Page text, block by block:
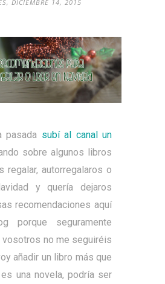
DICIEMBRE 14, 2015
pasada subí al canal un
sobre algunos libros
regalar, autorregalaros o
y quería dejaros
recomendaciones aquí
porque seguramente
vosotros no me seguiréis
añadir un libro más que
una novela, podría ser